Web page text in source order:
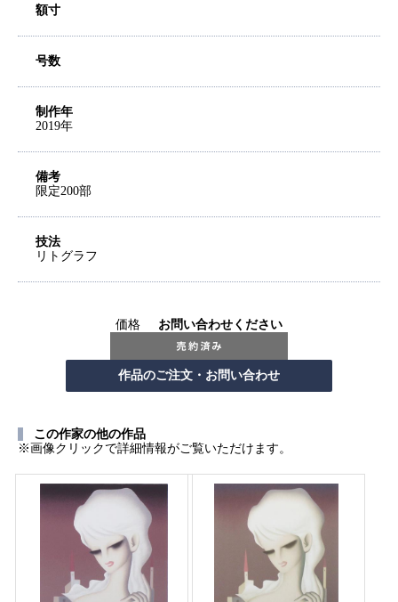
額寸
号数
制作年
2019年
備考
限定200部
技法
リトグラフ
価格 お問い合わせください
この作家の他の作品
※画像クリックで詳細情報がご覧いただけます。